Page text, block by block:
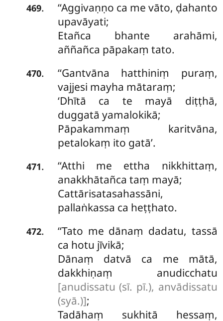
469.
‘‘Aggivaṇṇo ca me vāto, ḍahanto
upavāyati;
Etañca bhante arahāmi,
aññañca pāpakaṃ tato.
470. ‘‘Gantvāna hatthiniṃ puraṃ,
vajjesi mayha mātaraṃ;
‘Dhītā ca te mayā diṭṭhā,
duggatā yamalokikā;
Pāpakammaṃ karitvāna,
petalokaṃ ito gatā’.
471.
‘‘Atthi me ettha nikkhittaṃ,
anakkhātañca taṃ mayā;
Cattārisatasahassāni,
pallaṅkassa ca heṭṭhato.
472.
‘‘Tato me dānaṃ dadatu, tassā
ca hotu jīvikā;
Dānaṃ datvā ca me mātā,
dakkhiṇaṃ anudicchatu
[anudissatu (sī. pī.), anvādissatu
(syā.)];
Tadāhaṃ sukhitā hessaṃ,